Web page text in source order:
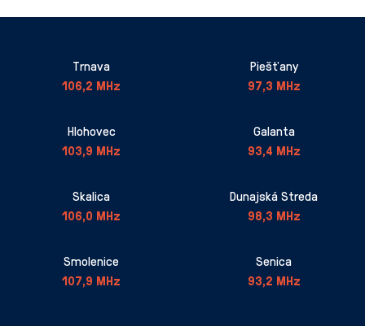
Trnava
106,2 MHz
Piešťany
97,3 MHz
Hlohovec
103,9 MHz
Galanta
93,4 MHz
Skalica
106,0 MHz
Dunajská Streda
98,3 MHz
Smolenice
107,9 MHz
Senica
93,2 MHz